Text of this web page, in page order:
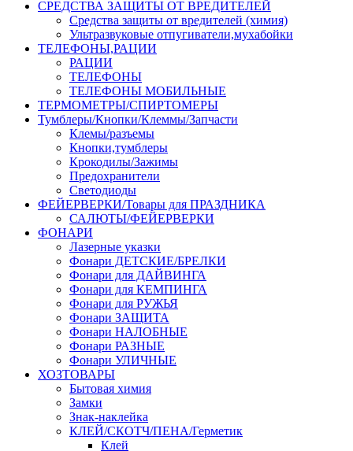
СРЕДСТВА ЗАЩИТЫ ОТ ВРЕДИТЕЛЕЙ
Средства защиты от вредителей (химия)
Ультразвуковые отпугиватели,мухабойки
ТЕЛЕФОНЫ,РАЦИИ
РАЦИИ
ТЕЛЕФОНЫ
ТЕЛЕФОНЫ МОБИЛЬНЫЕ
ТЕРМОМЕТРЫ/СПИРТОМЕРЫ
Тумблеры/Кнопки/Клеммы/Запчасти
Клемы/разъемы
Кнопки,тумблеры
Крокодилы/Зажимы
Предохранители
Светодиоды
ФЕЙЕРВЕРКИ/Товары для ПРАЗДНИКА
САЛЮТЫ/ФЕЙЕРВЕРКИ
ФОНАРИ
Лазерные указки
Фонари ДЕТСКИЕ/БРЕЛКИ
Фонари для ДАЙВИНГА
Фонари для КЕМПИНГА
Фонари для РУЖЬЯ
Фонари ЗАЩИТА
Фонари НАЛОБНЫЕ
Фонари РАЗНЫЕ
Фонари УЛИЧНЫЕ
ХОЗТОВАРЫ
Бытовая химия
Замки
Знак-наклейка
КЛЕЙ/СКОТЧ/ПЕНА/Герметик
Клей